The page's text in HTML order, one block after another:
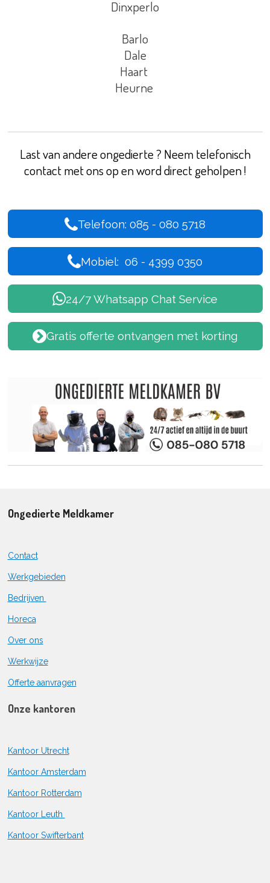
Dinxperlo
Barlo
Dale
Haart
Heurne
Last van andere ongedierte ? Neem telefonisch
contact met ons op en word direct geholpen !
Telefoon: 085 - 080 5718
Mobiel: 06 - 4399 0350
24/7 Whatsapp Chat Service
Gratis offerte ontvangen met korting
Ongedierte Meldkamer
Contact
Werkgebieden
Bedrijven
Horeca
Over ons
Werkwijze
Offerte aanvragen
Onze kantoren
Kantoor Utrecht
Kantoor Amsterdam
Kantoor Rotterdam
Kantoor Leuth
Kantoor Swifterbant